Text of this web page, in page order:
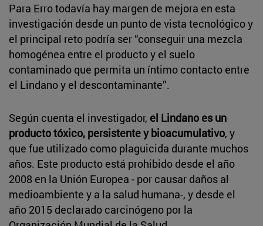
Para Erro todavía hay margen de mejora en esta
investigación desde un punto de vista tecnológico y
el principal reto podría ser “conseguir una mezcla
homogénea entre el producto y el suelo
contaminado que permita un íntimo contacto entre
el Lindano y el descontaminante”.
Según cuenta el investigador, el Lindano es un
producto tóxico, persistente y bioacumulativo, y
que fue utilizado como plaguicida durante muchos
años. Este producto está prohibido desde el año
2008 en la Unión Europea - por causar daños al
medioambiente y a la salud humana-, y desde el
año 2015 declarado carcinógeno por la